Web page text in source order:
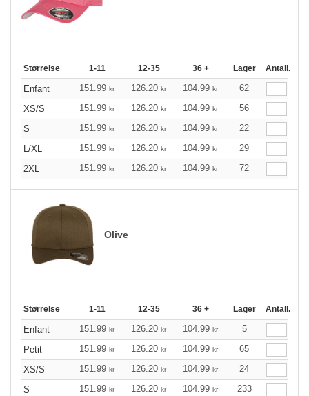
Størrelse 1-11 12-35 36 + Lager Antall.
Enfant 151.99 kr 126.20 kr 104.99 kr
62
XS/S
151.99 kr 126.20 kr 104.99 kr
56
S
151.99 kr 126.20 kr 104.99 kr
22
L/XL
151.99 kr 126.20 kr 104.99 kr
29
2XL
151.99 kr 126.20 kr 104.99 kr 72
Olive
Størrelse 1-11 12-35 36 + Lager Antall.
Enfant 151.99 kr 126.20 kr 104.99 kr
5
Petit
151.99 kr 126.20 kr 104.99 kr
65
XS/S
151.99 kr 126.20 kr 104.99 kr
24
S
151.99 kr 126.20 kr 104.99 kr
233